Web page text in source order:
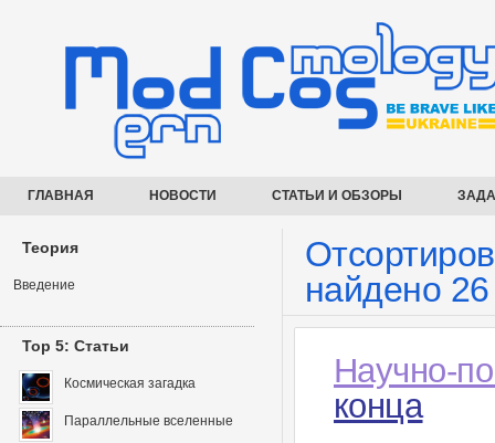
ГЛАВНАЯ НОВОСТИ СТАТЬИ И ОБЗОРЫ
найдено
Научно-
конца
Теория
Введение
Top 5: Статьи
Космическая загадка
Параллельные вселенные